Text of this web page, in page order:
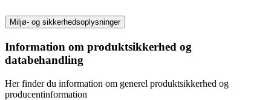
Miljø- og sikkerhedsoplysninger
Information om produktsikkerhed og
databehandling
Her finder du information om generel produktsikkerhed og
producentinformation